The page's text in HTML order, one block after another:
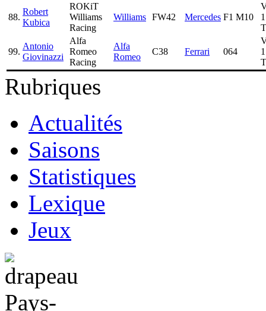
88.
Robert
Kubica
ROKiT
Williams
Racing
Williams FW42 Mercedes F1 M10
99.
Antonio
Giovinazzi
Alfa
Romeo
Racing
Alfa
Romeo
C38 Ferrari 064
Rubriques
Actualités
Saisons
Statistiques
Lexique
Jeux